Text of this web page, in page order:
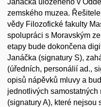
zemského muzea.
vědy Filozofické fakulty
spolupráci s Moravským
etapy bude dokončena
Janáčka (signatury S),
(úředních, personálií ad.,
opisů nápěvků mluvy a
jednotlivých
(signatury A), které nejsou